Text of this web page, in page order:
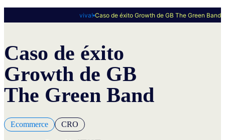
viva! Caso de éxito Growth de GB The Green Band
Caso de éxito
Growth de GB
The Green Band
Ecommerce CRO